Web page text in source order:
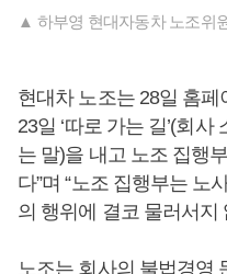
▲ 하부영 현대자동차 노조위
현대차 노조는 28일 홈
23일 ‘따로 가는 길’(회사
는 말)을 내고 노조 집행
다”며 “노조 집행부는 노
의 행위에 결코 물러서지
노조는 회사의 불법경영